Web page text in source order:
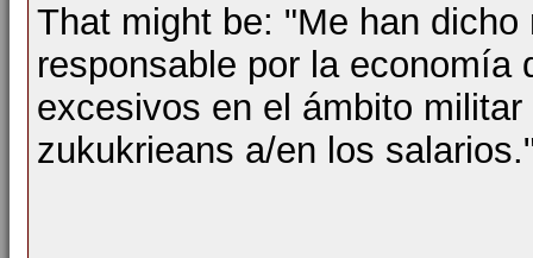
That might be: "Me han
responsable por la economía
excesivos en el ámbito
zukukrieans a/en los